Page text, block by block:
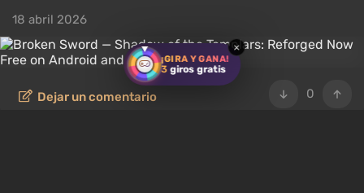
¡GIRA Y GANA!
3 giros gratis
×
18 abril 2026
0
Dejar un comentario